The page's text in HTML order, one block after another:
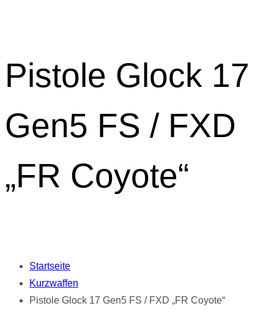
Pistole Glock 17
Gen5 FS / FXD
„FR Coyote“
Startseite
Kurzwaffen
Pistole Glock 17 Gen5 FS / FXD „FR Coyote“